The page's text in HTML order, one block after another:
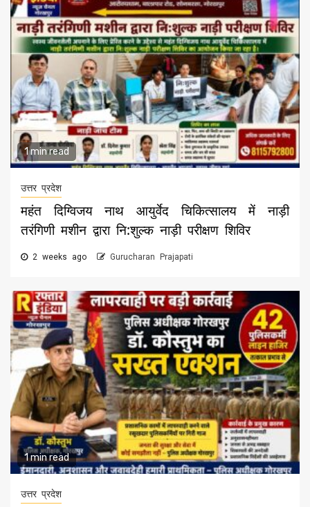
1 min read
उत्तर प्रदेश
महंत दिग्विजय नाथ आयुर्वेद चिकित्सालय में नाड़ी
तरंगिणी मशीन द्वारा नि:शुल्क नाड़ी परीक्षण शिविर
2 weeks ago Gurucharan Prajapati
1 min read
उत्तर प्रदेश